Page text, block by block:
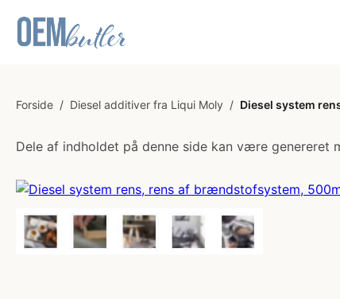
Forside / Diesel additiver fra Liqui Moly / Diesel system
Dele af indholdet på denne side kan være genereret